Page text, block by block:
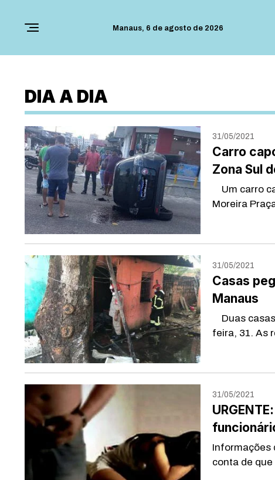
Manaus, 6 de agosto de 2026
DIA A DIA
31/05/2021
Carro
Zona Sul
Um carro
Moreira
31/05/2021
Casas
Manaus
Duas
feira, 31. As
31/05/2021
Informações
conta de